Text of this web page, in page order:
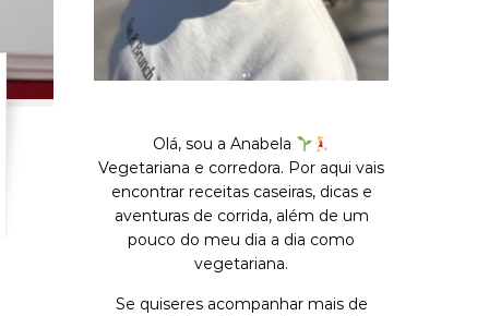
Olá, sou a Anabela
Vegetariana e corredora. Por aqui vais
encontrar receitas caseiras, dicas e
aventuras de corrida, além de um
pouco do meu dia a dia como
vegetariana.
Se quiseres acompanhar mais de